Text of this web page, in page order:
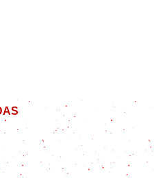
económica y fácil con 5